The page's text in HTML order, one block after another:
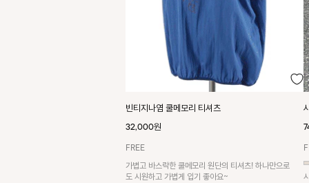
빈티지나염 쿨메모리 티셔츠
32,000원
FREE
가볍고 바스락한 쿨메모리 원단의 티셔츠! 하나만으로
도 시원하고 가볍게 입기 좋아요~